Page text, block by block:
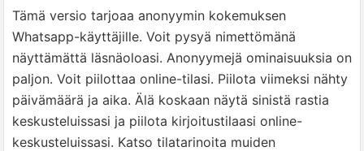
Tämä versio tarjoaa anonyymin kokemuksen
Whatsapp-käyttäjille. Voit pysyä nimettömänä
näyttämättä läsnäoloasi. Anonyymejä ominaisuuksia on
paljon. Voit piilottaa online-tilasi. Piilota viimeksi nähty
päivämäärä ja aika. Älä koskaan näytä sinistä rastia
keskusteluissasi ja piilota kirjoitustilaasi online-
keskusteluissasi. Katso tilatarinoita muiden